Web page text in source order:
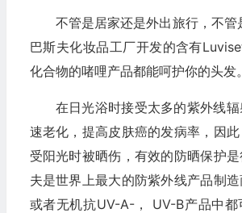
不管是居家还是外出旅行，不管
巴斯夫化妆品工厂开发的含有
化合物的啫哩产品都能呵护你的头发。
在日光浴时接受太多的紫外线
速老化，提高皮肤癌的发病率，因
受阳光时被晒伤，有效的防晒保护
夫是世界上最大的防紫外线产品制
或者无机抗UV-A-， UV-B产品中都